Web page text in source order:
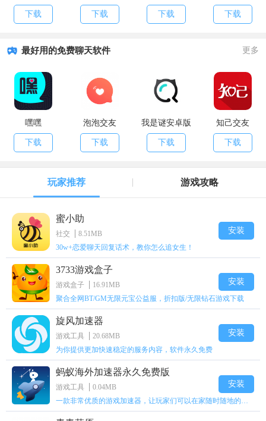
生版
下载 下载 下载 下载
最好用的免费聊天软件 更多
嘿嘿
下载
泡泡交友
下载
我是谜安卓版
下载
知己交友
下载
玩家推荐 游戏攻略
蜜小助
社交
8.51MB
30w+恋爱聊天回复话术，教你怎么追女生！
安装
3733游戏盒子
游戏盒子
16.91MB
聚合全网BT/GM无限元宝公益服，折扣版/无限钻石游戏下载
安装
旋风加速器
游戏工具
20.68MB
为你提供更加快速稳定的服务内容，软件永久免费
安装
蚂蚁海外加速器永久免费版
游戏工具
0.04MB
一款非常优质的游戏加速器，让玩家们可以在家随时随地的上网
安装